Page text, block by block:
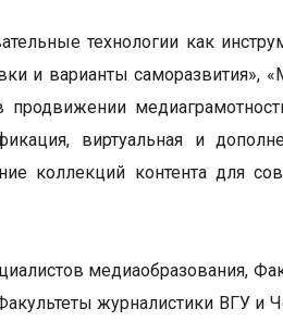
технологии как
и варианты саморазвития»,
виртуальная и
коллекций контента для
медиаобразования,
журналистики ВГУ и